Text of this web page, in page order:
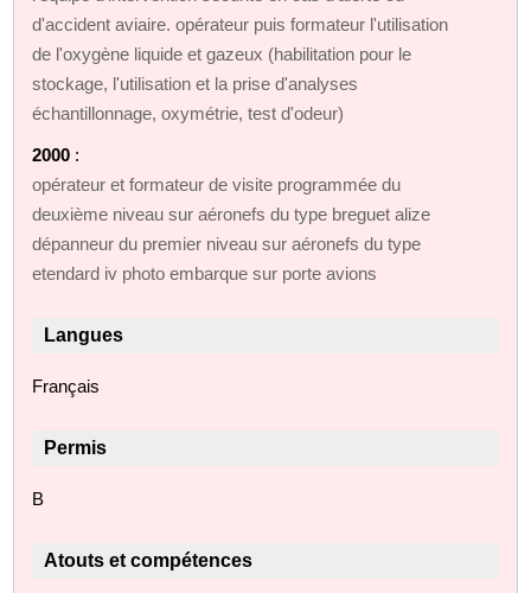
d'accident aviaire. opérateur puis formateur l'utilisation
de l'oxygène liquide et gazeux (habilitation pour le
stockage, l'utilisation et la prise d'analyses
échantillonnage, oxymétrie, test d'odeur)
2000 :
opérateur et formateur de visite programmée du
deuxième niveau sur aéronefs du type breguet alize
dépanneur du premier niveau sur aéronefs du type
etendard iv photo embarque sur porte avions
Langues
Français
Permis
B
Atouts et compétences